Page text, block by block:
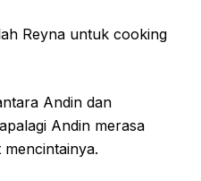
Reyna untuk cooking
Andin dan
Andin merasa